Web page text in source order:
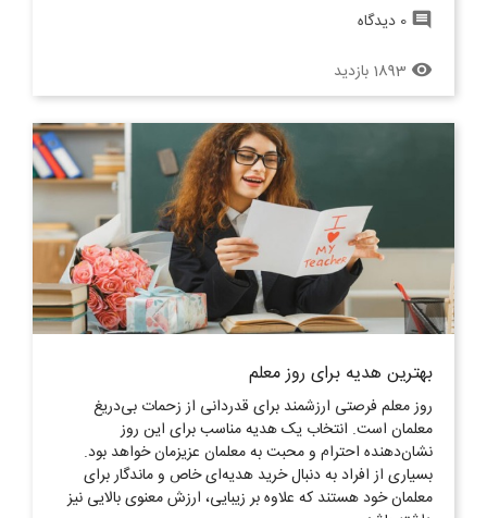
comment 0 دیدگاه
remove_red_eye 1893 بازدید
بهترین هدیه برای روز معلم
روز معلم فرصتی ارزشمند برای قدردانی از زحمات بی‌دریغ
معلمان است. انتخاب یک هدیه مناسب برای این روز
نشان‌دهنده‌ احترام و محبت به معلمان عزیزمان خواهد بود.
بسیاری از افراد به دنبال خرید هدیه‌ای خاص و ماندگار برای
معلمان خود هستند که علاوه بر زیبایی، ارزش معنوی بالایی نیز